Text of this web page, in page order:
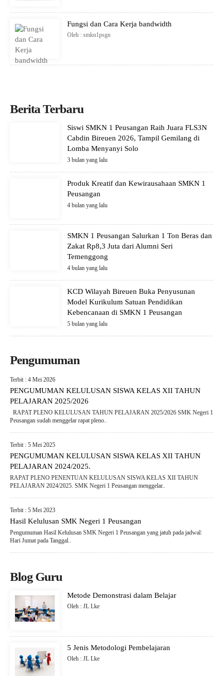
Fungsi dan Cara Kerja bandwidth
Oleh : smkn1psgn
Berita Terbaru
Siswi SMKN 1 Peusangan Raih Juara FLS3N
Cabdin Bireuen 2026, Tampil Gemilang di
Lomba Menyanyi Solo
3 bulan yang lalu
Produk Kreatif dan Kewirausahaan SMKN 1
Peusangan
4 bulan yang lalu
SMKN 1 Peusangan Salurkan 1 Ton Beras dan
Zakat Rp8,3 Juta dari Alumni Seri
Temenggong
4 bulan yang lalu
KCD Wilayah Bireuen Buka Penyusunan
Model Kurikulum Satuan Pendidikan
Kebencanaan di SMKN 1 Peusangan
5 bulan yang lalu
Pengumuman
Terbit : 4 Mei 2026
PENGUMUMAN KELULUSAN SISWA KELAS XII TAHUN
PELAJARAN 2025/2026
RAPAT PLENO KELULUSAN TAHUN PELAJARAN 2025/2026 SMK Negeri 1
Peusangan sudah menggelar rapat pleno..
Terbit : 5 Mei 2025
PENGUMUMAN KELULUSAN SISWA KELAS XII TAHUN
PELAJARAN 2024/2025.
RAPAT PLENO PENENTUAN KELULUSAN SISWA KELAS XII TAHUN
PELAJARAN 2024/2025. SMK Negeri 1 Peusangan menggelar..
Terbit : 5 Mei 2023
Hasil Kelulusan SMK Negeri 1 Peusangan
Pengumuman Hasil Kelulusan SMK Negeri 1 Peusangan yang jatuh pada jadwal:
Hari Jumat pada Tanggal..
Blog Guru
Metode Demonstrasi dalam Belajar
Oleh : JL Lke
5 Jenis Metodologi Pembelajaran
Oleh : JL Lke